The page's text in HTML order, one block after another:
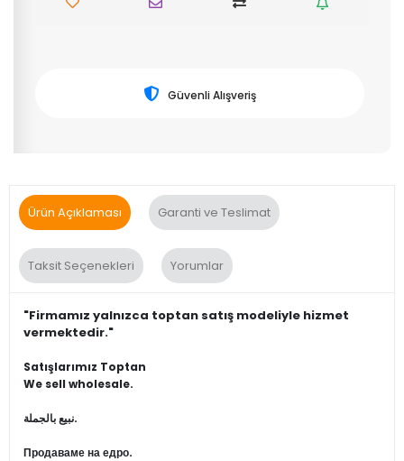
Güvenli Alışveriş
Ürün Açıklaması Garanti ve Teslimat
Taksit Seçenekleri Yorumlar
"Firmamız yalnızca toptan satış modeliyle hizmet
vermektedir."
Satışlarımız Toptan
We sell wholesale.
نبيع بالجملة.
Продаваме на едро.